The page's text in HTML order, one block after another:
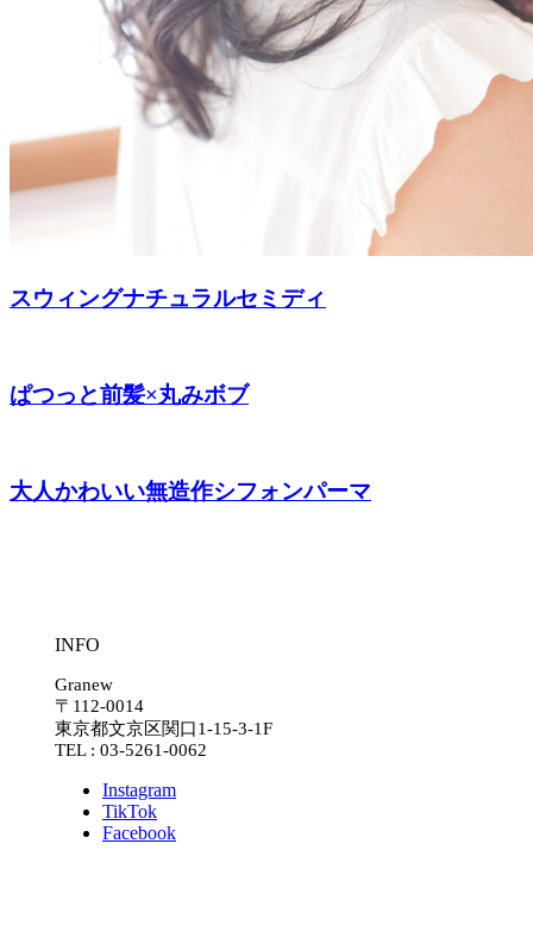
スウィングナチュラルセミディ
ぱつっと前髪×丸みボブ
大人かわいい無造作シフォンパーマ
INFO
Granew
〒112-0014
東京都文京区関口1-15-3-1F
TEL : 03-5261-0062
Instagram
TikTok
Facebook